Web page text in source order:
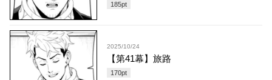
185pt
2025/10/24
【第41幕】旅路
170pt